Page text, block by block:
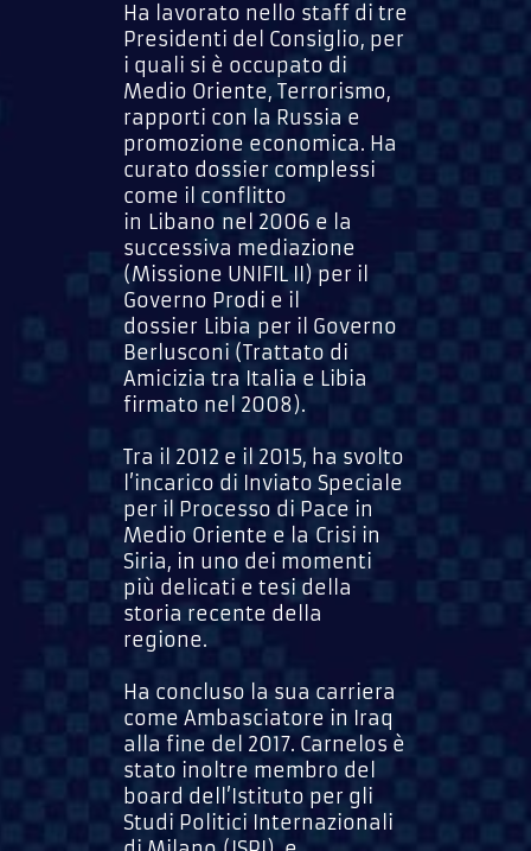
Ha lavorato nello staff di tre
Presidenti del Consiglio, per
i quali si è occupato di
Medio Oriente, Terrorismo,
rapporti con la Russia e
promozione economica. Ha
curato dossier complessi
come il conflitto
in Libano nel 2006 e la
successiva mediazione
(Missione UNIFIL II) per il
Governo Prodi e il
dossier Libia per il Governo
Berlusconi (Trattato di
Amicizia tra Italia e Libia
firmato nel 2008).
Tra il 2012 e il 2015, ha svolto
l’incarico di Inviato Speciale
per il Processo di Pace in
Medio Oriente e la Crisi in
Siria, in uno dei momenti
più delicati e tesi della
storia recente della
regione.
Ha concluso la sua carriera
come Ambasciatore in Iraq
alla fine del 2017. Carnelos è
stato inoltre membro del
board dell’Istituto per gli
Studi Politici Internazionali